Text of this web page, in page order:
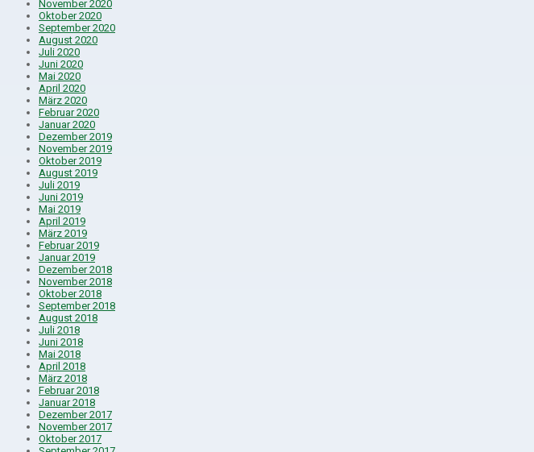
November 2020
Oktober 2020
September 2020
August 2020
Juli 2020
Juni 2020
Mai 2020
April 2020
März 2020
Februar 2020
Januar 2020
Dezember 2019
November 2019
Oktober 2019
August 2019
Juli 2019
Juni 2019
Mai 2019
April 2019
März 2019
Februar 2019
Januar 2019
Dezember 2018
November 2018
Oktober 2018
September 2018
August 2018
Juli 2018
Juni 2018
Mai 2018
April 2018
März 2018
Februar 2018
Januar 2018
Dezember 2017
November 2017
Oktober 2017